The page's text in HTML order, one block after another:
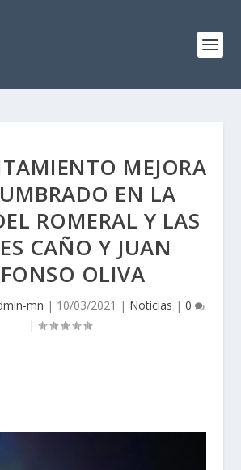
MEJORA
EN LA
ROMERAL Y LAS
CAÑO Y JUAN
OLIVA
mn | 10/03/2021 | Noticias | 0
|